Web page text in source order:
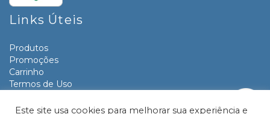
Links Úteis
Produtos
Promoções
Carrinho
Termos de Uso
Contato
Este site usa cookies para melhorar sua experiência e